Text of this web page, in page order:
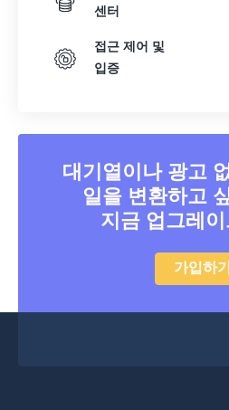
센터
접근 제어 및
입증
대기열이나 광고
일을 변환하고
지금 업그레
가입하기